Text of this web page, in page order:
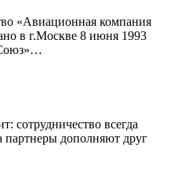
«Авиационная компания
в г.Москве 8 июня 1993
сотрудничество всегда
партнеры дополняют друг